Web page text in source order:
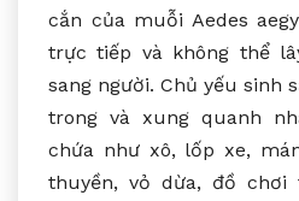
cắn của muỗi Aedes
trực tiếp và không thể
sang người. Chủ yếu sinh
trong và xung quanh
chứa như xô, lốp xe,
thuyền, vỏ dừa, đồ chơi